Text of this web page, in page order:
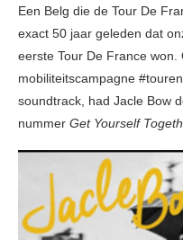
Een Belg die de Tour De
exact 50 jaar geleden dat
eerste Tour De France
mobiliteitscampagne
soundtrack, had Jacle Bow
nummer Get Yourself